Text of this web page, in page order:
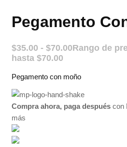
Pegamento
$35.00 - $70.00Rango de
hasta $70.00
Pegamento con moño
Compra ahora, paga después con
más